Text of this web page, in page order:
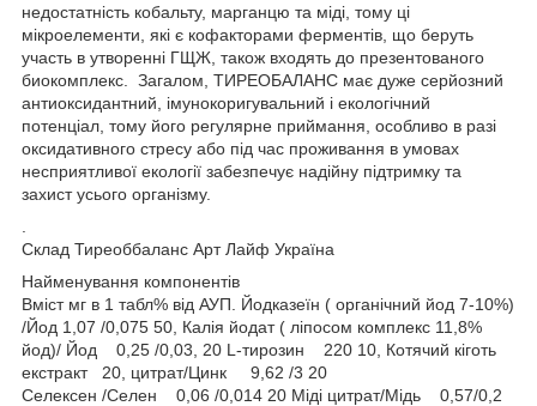
недостатність кобальту, марганцю та міді, тому ці
мікроелементи, які є кофакторами ферментів, що беруть
участь в утворенні ГЩЖ, також входять до презентованого
биокомплекс. Загалом, ТИРЕОБАЛАНС має дуже серйозний
антиоксидантний, імунокоригувальний і екологічний
потенціал, тому його регулярне приймання, особливо в разі
оксидативного стресу або під час проживання в умовах
несприятливої екології забезпечує надійну підтримку та
захист усього організму.
Склад Тиреоббаланс Арт Лайф Україна
Найменування компонентів
Вміст мг в 1 табл% від АУП. Йодказеїн ( органічний йод 7-10%)
/Йод 1,07 /0,075 50, Калія йодат ( ліпосом комплекс 11,8%
йод)/ Йод 0,25 /0,03, 20 L-тирозин 220 10, Котячий кіготь
екстракт 20, цитрат/Цинк 9,62 /3 20
Селексен /Селен 0,06 /0,014 20 Міді цитрат/Мідь 0,57/0,2